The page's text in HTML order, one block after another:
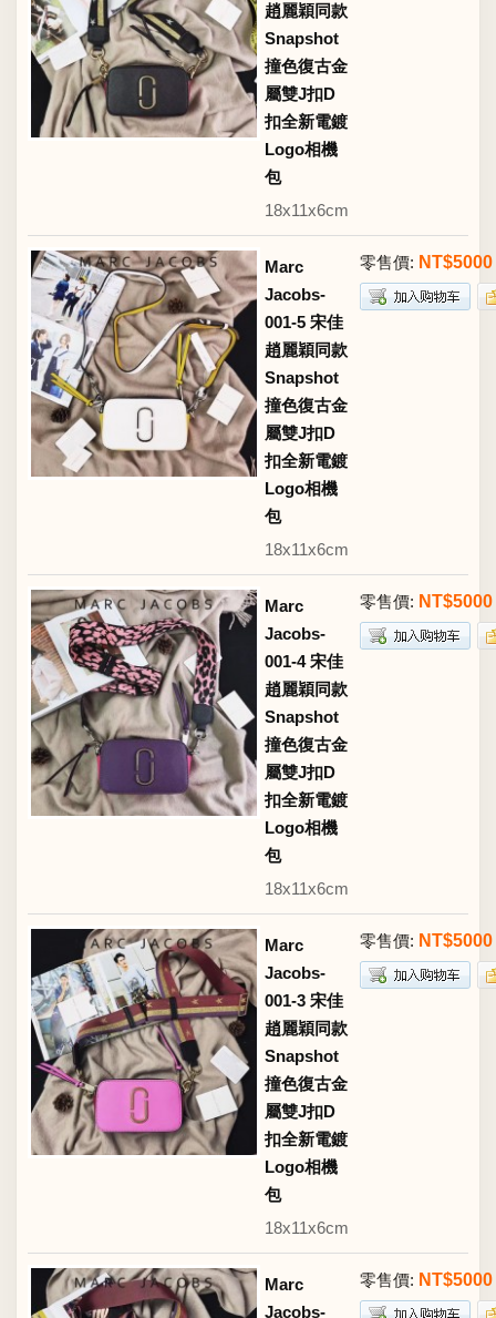
趙麗穎同款
Snapshot
撞色復古金
屬雙J扣D
扣全新電鍍
Logo相機
包
18x11x6cm
Marc
Jacobs-
001-5 宋佳
趙麗穎同款
Snapshot
撞色復古金
屬雙J扣D
扣全新電鍍
Logo相機
包
18x11x6cm
零售價: NT$5000
Marc
Jacobs-
001-4 宋佳
趙麗穎同款
Snapshot
撞色復古金
屬雙J扣D
扣全新電鍍
Logo相機
包
18x11x6cm
零售價: NT$5000
Marc
Jacobs-
001-3 宋佳
趙麗穎同款
Snapshot
撞色復古金
屬雙J扣D
扣全新電鍍
Logo相機
包
18x11x6cm
零售價: NT$5000
Marc
Jacobs-
零售價: NT$5000